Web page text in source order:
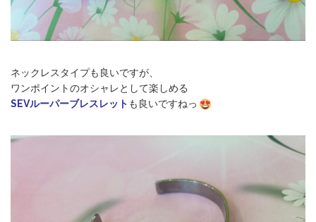
ネックレスタイプも良いですが、
ワンポイントのオシャレとして楽しめる
SEVルーパーブレスレット も良いですねっ